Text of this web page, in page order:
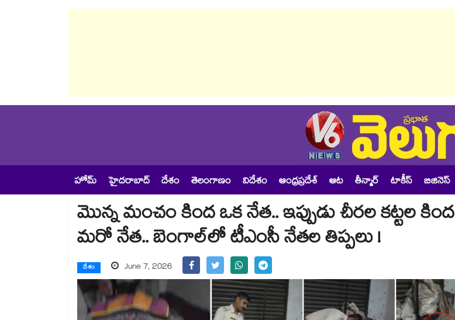
హోమ్ హైదరాబాద్ దేశం తెలంగాణం విదేశం ఆంధ్రప్రదేశ్ ఆట తీన్మార్ టాకీస్ బిజినెస్
మొన్న మంచం కింద ఒక నేత.. ఇప్పుడు చీరల కట్టల కింద
మరో నేత.. బెంగాల్⁭లో టీఎంసీ నేతల తిప్పలు !
దేశం June 7, 2026